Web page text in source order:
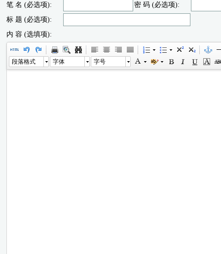
笔 名 (必选项):
密 码 (必选项):
标 题 (必选项):
内 容 (选填项):
段落格式 字体 字号